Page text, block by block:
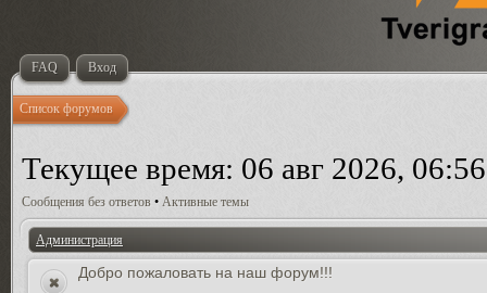
FAQ Вход
Список форумов
Текущее время: 06 авг 2026, 06:56
Сообщения без ответов • Активные темы
Администрация
Добро пожаловать на наш форум!!!